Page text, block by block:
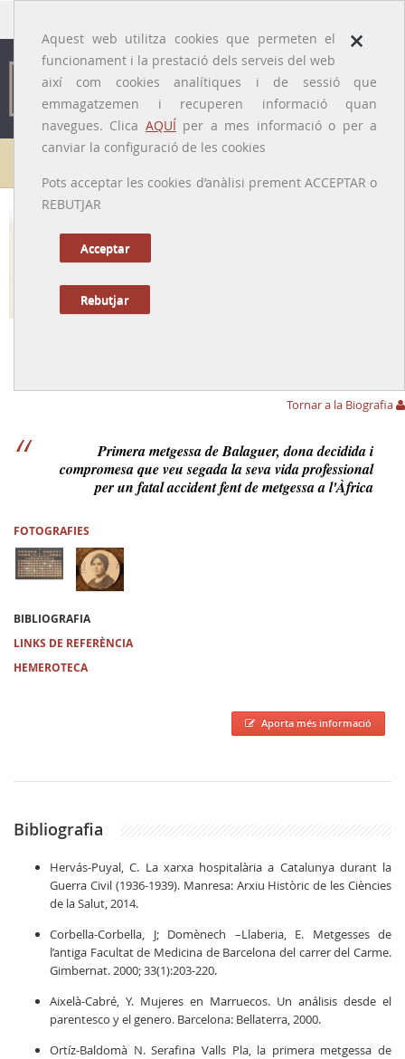
×
Aquest web utilitza cookies que permeten el
funcionament i la prestació dels serveis del web
així com cookies analítiques i de sessió que
emmagatzemen i recuperen informació quan
navegues. Clica AQUÍper a mes informació o per a
canviar la configuració de les cookies
Pots acceptar les cookies d’anàlisi prement ACCEPTAR o
REBUTJAR
Acceptar
Rebutjar
Galeria de metges
Tornar a la Biografia
Primera metgessa de Balaguer, dona decidida i
compromesa que veu segada la seva vida professional
per un fatal accident fent de metgessa a l'Àfrica
FOTOGRAFIES
BIBLIOGRAFIA
LINKS DE REFERÈNCIA
HEMEROTECA
Aporta més informació
Bibliografia
Hervás-Puyal, C. La xarxa hospitalària a Catalunya durant la
Guerra Civil (1936-1939). Manresa: Arxiu Històric de les Ciències
de la Salut, 2014.
Corbella-Corbella, J; Domènech –Llaberia, E. Metgesses de
l’antiga Facultat de Medicina de Barcelona del carrer del Carme.
Gimbernat. 2000; 33(1):203-220.
Aixelà-Cabré, Y. Mujeres en Marruecos. Un análisis desde el
parentesco y el genero. Barcelona: Bellaterra, 2000.
Ortíz-Baldomà N. Serafina Valls Pla, la primera metgessa de